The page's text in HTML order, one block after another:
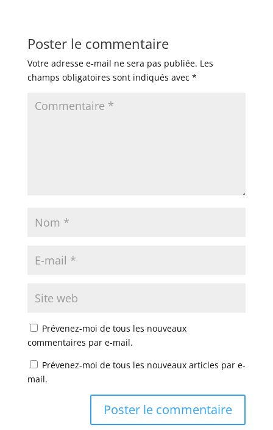
Poster le commentaire
Votre adresse e-mail ne sera pas publiée. Les
champs obligatoires sont indiqués avec *
Prévenez-moi de tous les nouveaux
commentaires par e-mail.
Prévenez-moi de tous les nouveaux articles par e-
mail.